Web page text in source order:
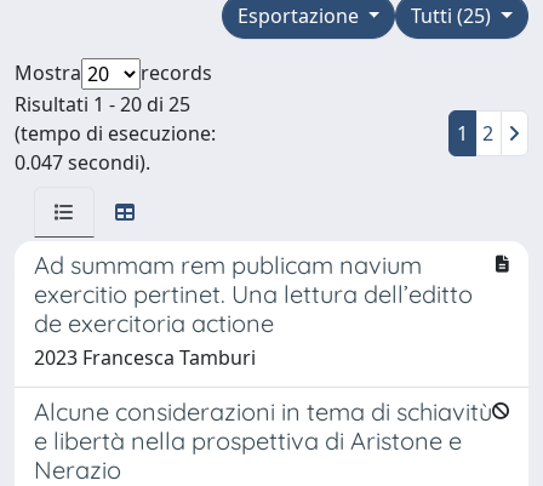
Tutti (25)
Esportazione
Mostra
records
Risultati 1 - 20 di 25
(tempo di esecuzione:
0.047 secondi).
1 2
Ad summam rem publicam navium
exercitio pertinet. Una lettura dell’editto
de exercitoria actione
2023 Francesca Tamburi
Alcune considerazioni in tema di schiavitù
e libertà nella prospettiva di Aristone e
Nerazio